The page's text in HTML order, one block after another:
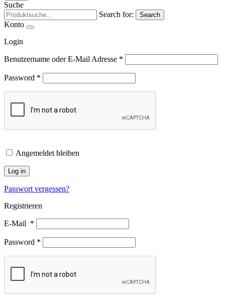
Suche
Search for:
Search
Konto
Login
Benutzername oder E-Mail Adresse *
Password *
Angemeldet bleiben
Log in
Passwort vergessen?
Registrieren
E-Mail *
Password *